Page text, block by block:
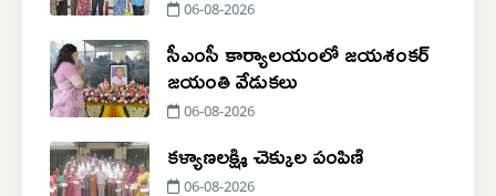
06-08-2026
సీఎంసీ కార్యాలయంలో జయశంకర్
జయంతి వేడుకలు
06-08-2026
కళ్యాణలక్ష్మి చెక్కుల పంపిణి
06-08-2026